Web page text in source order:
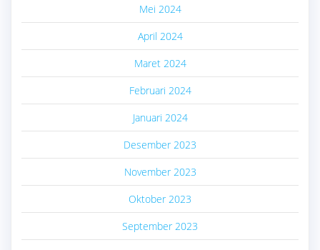
Mei 2024
April 2024
Maret 2024
Februari 2024
Januari 2024
Desember 2023
November 2023
Oktober 2023
September 2023